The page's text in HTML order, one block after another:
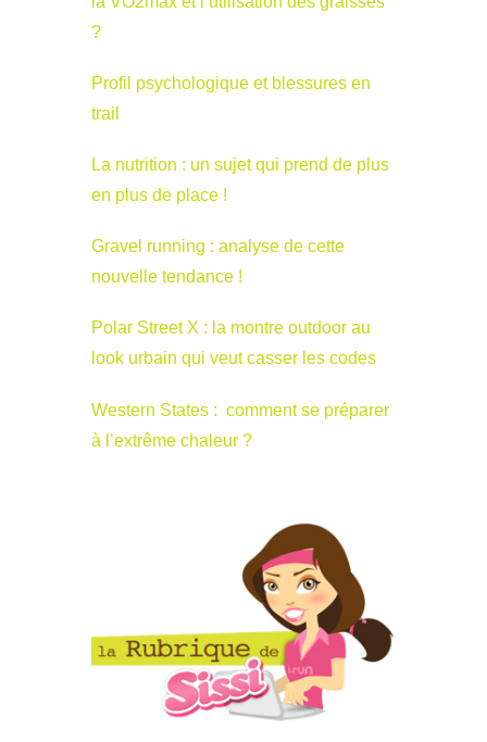
?
Profil psychologique et blessures en
trail
La nutrition : un sujet qui prend de plus
en plus de place !
Gravel running : analyse de cette
nouvelle tendance !
Polar Street X : la montre outdoor au
look urbain qui veut casser les codes
Western States : comment se préparer
à l’extrême chaleur ?